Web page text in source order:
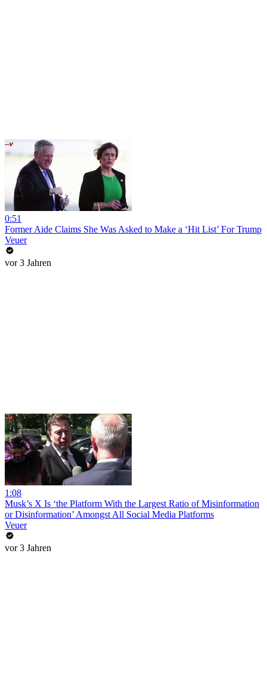
0:51
Former Aide Claims She Was Asked to Make a ‘Hit List’ For Trump
Veuer
vor 3 Jahren
1:08
Musk’s X Is ‘the Platform With the Largest Ratio of Misinformation
or Disinformation’ Amongst All Social Media Platforms
Veuer
vor 3 Jahren